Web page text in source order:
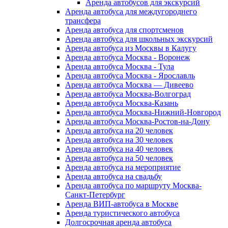
Аренда автобусов для экскурсий
Аренда автобуса для междугороднего
трансфера
Аренда автобуса для спортсменов
Аренда автобуса для школьных экскурсий
Аренда автобуса из Москвы в Калугу
Аренда автобуса Москва - Воронеж
Аренда автобуса Москва - Тула
Аренда автобуса Москва - Ярославль
Аренда автобуса Москва — Дивеево
Аренда автобуса Москва-Волгоград
Аренда автобуса Москва-Казань
Аренда автобуса Москва-Нижний-Новгород
Аренда автобуса Москва-Ростов-на-Дону
Аренда автобуса на 20 человек
Аренда автобуса на 30 человек
Аренда автобуса на 40 человек
Аренда автобуса на 50 человек
Аренда автобуса на мероприятие
Аренда автобуса на свадьбу
Аренда автобуса по маршруту Москва-
Санкт-Петербург
Аренда ВИП-автобуса в Москве
Аренда туристического автобуса
Долгосрочная аренда автобуса